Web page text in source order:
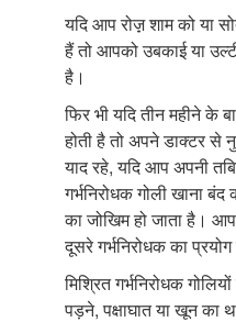
यदि आप रोज़़ शाम को या
हैं तो आपको उबकाई या
है।
फिर भी यदि तीन महीने के
होती है तो अपने डाक्टर से
याद रहे, यदि आप अपनी
गर्भनिरोधक गोली खाना
का जोखिम हो जाता है।
दूसरे गर्भनिरोधक का
मिश्रित गर्भनिरोधक
पड़ने, पक्षाघात या खून